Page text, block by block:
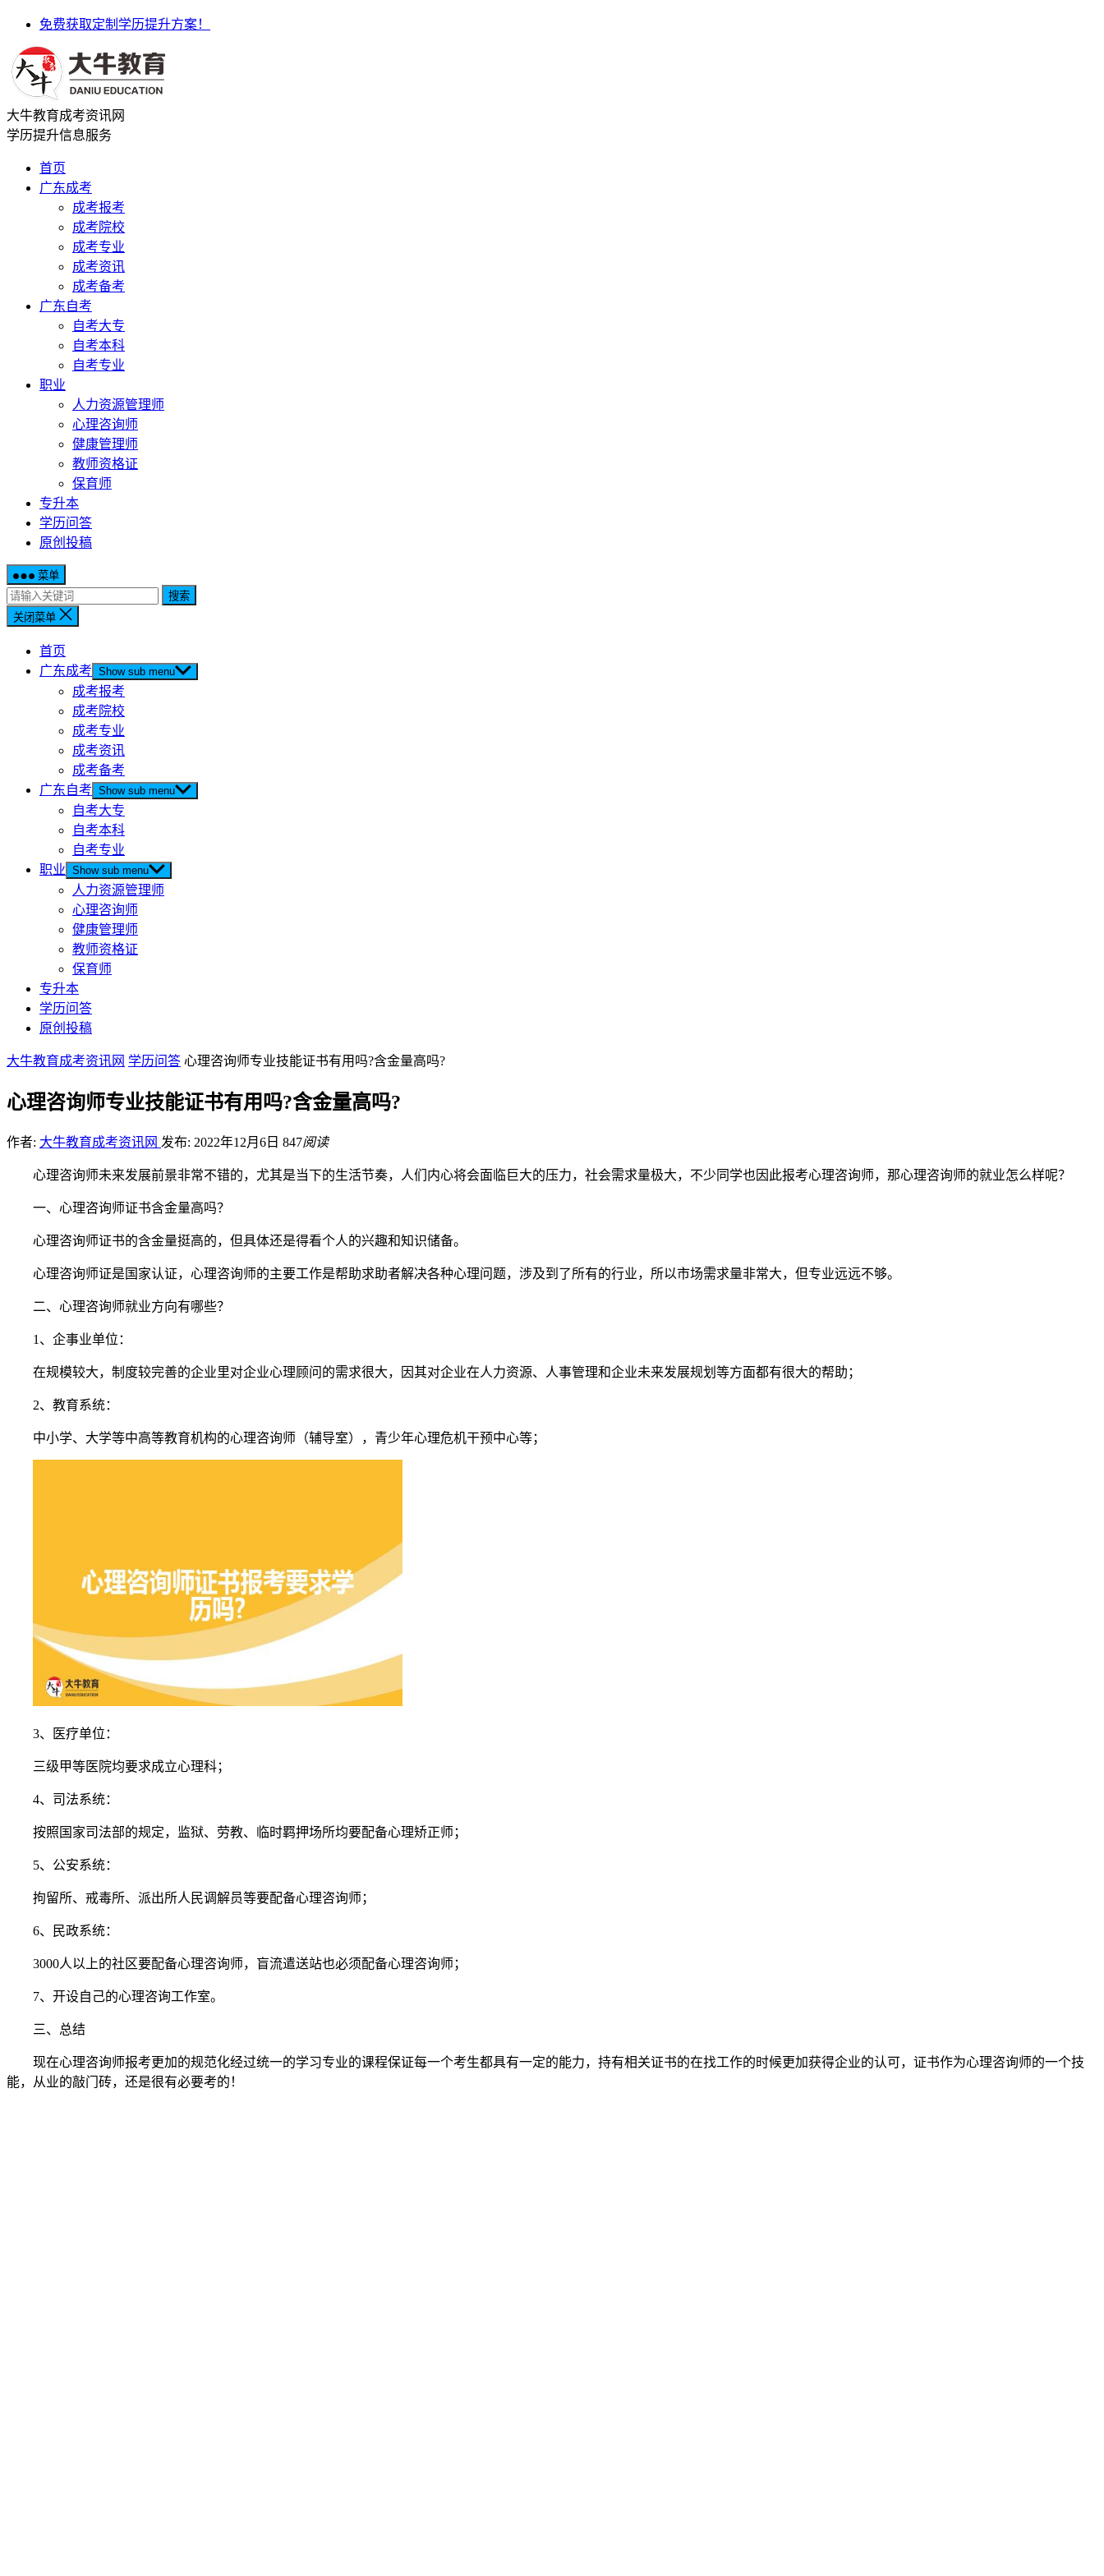
免费获取定制学历提升方案！
大牛教育成考资讯网
学历提升信息服务
首页
广东成考
成考报考
成考院校
成考专业
成考资讯
成考备考
广东自考
自考大专
自考本科
自考专业
职业
人力资源管理师
心理咨询师
健康管理师
教师资格证
保育师
专升本
学历问答
原创投稿
菜单
搜索
关闭菜单
首页
广东成考 Show sub menu
成考报考
成考院校
成考专业
成考资讯
成考备考
广东自考 Show sub menu
自考大专
自考本科
自考专业
职业 Show sub menu
人力资源管理师
心理咨询师
健康管理师
教师资格证
保育师
专升本
学历问答
原创投稿
大牛教育成考资讯网 学历问答 心理咨询师专业技能证书有用吗?含金量高吗?
心理咨询师专业技能证书有用吗?含金量高吗?
作者: 大牛教育成考资讯网 发布: 2022年12月6日 847阅读
心理咨询师未来发展前景非常不错的，尤其是当下的生活节奏，人们内心将会面临巨大的压力，社会需求量极大，不少同学也因此报考心理咨询师，那心理咨询师的就业怎么样呢？
一、心理咨询师证书含金量高吗？
心理咨询师证书的含金量挺高的，但具体还是得看个人的兴趣和知识储备。
心理咨询师证是国家认证，心理咨询师的主要工作是帮助求助者解决各种心理问题，涉及到了所有的行业，所以市场需求量非常大，但专业远远不够。
二、心理咨询师就业方向有哪些？
1、企事业单位：
在规模较大，制度较完善的企业里对企业心理顾问的需求很大，因其对企业在人力资源、人事管理和企业未来发展规划等方面都有很大的帮助；
2、教育系统：
中小学、大学等中高等教育机构的心理咨询师（辅导室），青少年心理危机干预中心等；
3、医疗单位：
三级甲等医院均要求成立心理科；
4、司法系统：
按照国家司法部的规定，监狱、劳教、临时羁押场所均要配备心理矫正师；
5、公安系统：
拘留所、戒毒所、派出所人民调解员等要配备心理咨询师；
6、民政系统：
3000人以上的社区要配备心理咨询师，盲流遣送站也必须配备心理咨询师；
7、开设自己的心理咨询工作室。
三、总结
现在心理咨询师报考更加的规范化经过统一的学习专业的课程保证每一个考生都具有一定的能力，持有相关证书的在找工作的时候更加获得企业的认可，证书作为心理咨询师的一个技
能，从业的敲门砖，还是很有必要考的！